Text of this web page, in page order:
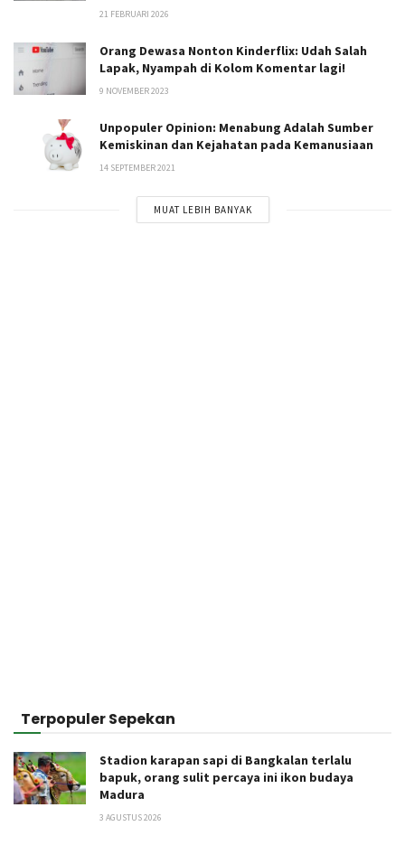
21 FEBRUARI 2026
Orang Dewasa Nonton Kinderflix: Udah Salah
Lapak, Nyampah di Kolom Komentar lagi!
9 NOVEMBER 2023
Unpopuler Opinion: Menabung Adalah Sumber
Kemiskinan dan Kejahatan pada Kemanusiaan
14 SEPTEMBER 2021
MUAT LEBIH BANYAK
Terpopuler Sepekan
Stadion karapan sapi di Bangkalan terlalu
bapuk, orang sulit percaya ini ikon budaya
Madura
3 AGUSTUS 2026